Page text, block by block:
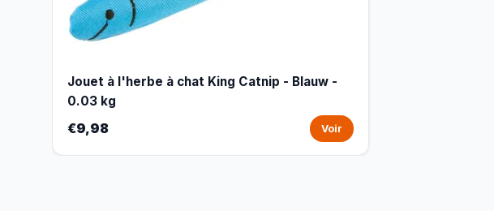
Jouet à l'herbe à chat King Catnip - Blauw -
0.03 kg
€9,98 Voir